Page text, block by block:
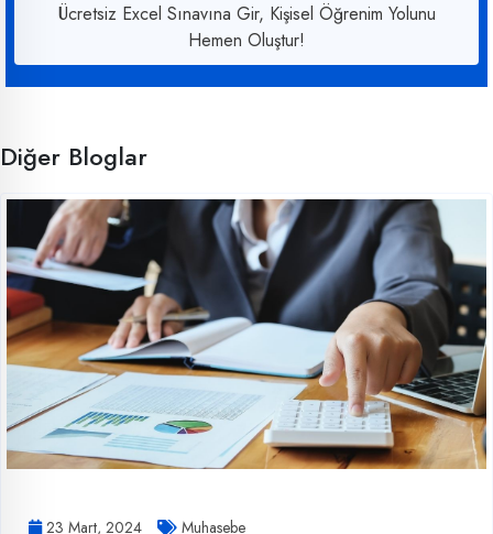
Ücretsiz Excel Sınavına Gir, Kişisel Öğrenim Yolunu
Hemen Oluştur!
Diğer Bloglar
23 Mart, 2024 Muhasebe